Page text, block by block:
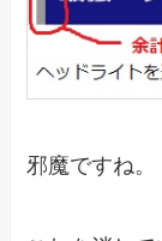
邪魔ですね。